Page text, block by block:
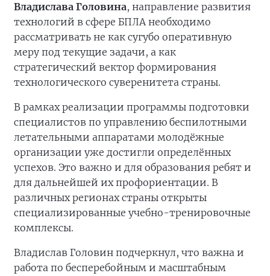
Владислава Головина, направление развития
технологий в сфере БПЛА необходимо
рассматривать не как сугубо оперативную
меру под текущие задачи, а как
стратегический вектор формирования
технологического суверенитета страны.
В рамках реализации программы подготовки
специалистов по управлению беспилотными
летательными аппаратами молодёжные
организации уже достигли определённых
успехов. Это важно и для образования ребят и
для дальнейшей их профориентации. В
различных регионах страны открыты
специализированные учебно-тренировочные
комплексы.
Владислав Головин подчеркнул, что важна и
работа по бесперебойным и масштабным